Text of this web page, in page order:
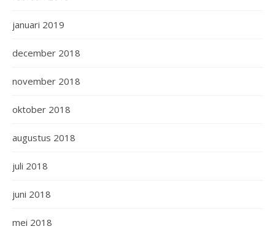
januari 2019
december 2018
november 2018
oktober 2018
augustus 2018
juli 2018
juni 2018
mei 2018